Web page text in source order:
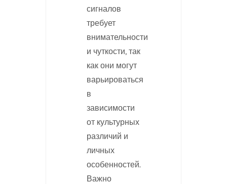
сигналов
требует
внимательности
и чуткости, так
как они могут
варьироваться
в
зависимости
от культурных
различий и
личных
особенностей.
Важно